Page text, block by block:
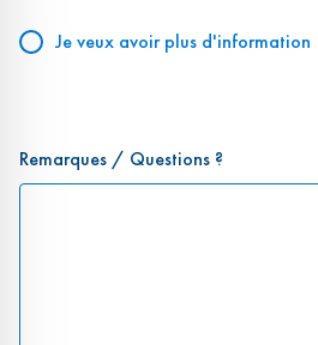
Je veux avoir plus d'information
Remarques / Questions ?